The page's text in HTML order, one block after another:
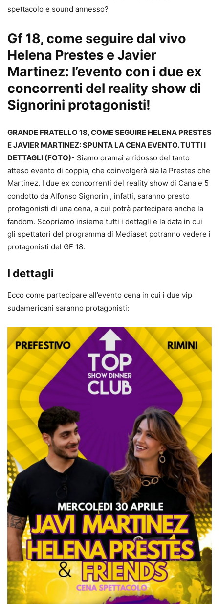
spettacolo e sound annesso?
Gf 18, come seguire dal vivo
Helena Prestes e Javier
Martinez: l’evento con i due ex
concorrenti del reality show di
Signorini protagonisti!
GRANDE FRATELLO 18, COME SEGUIRE HELENA PRESTES
E JAVIER MARTINEZ: SPUNTA LA CENA EVENTO. TUTTI I
DETTAGLI (FOTO)- Siamo oramai a ridosso del tanto
atteso evento di coppia, che coinvolgerà sia la Prestes che
Martinez. I due ex concorrenti del reality show di Canale 5
condotto da Alfonso Signorini, infatti, saranno presto
protagonisti di una cena, a cui potrà partecipare anche la
fandom. Scopriamo insieme tutti i dettagli e la data in cui
gli spettatori del programma di Mediaset potranno vedere i
protagonisti del GF 18.
I dettagli
Ecco come partecipare all’evento cena in cui i due vip
sudamericani saranno protagonisti: